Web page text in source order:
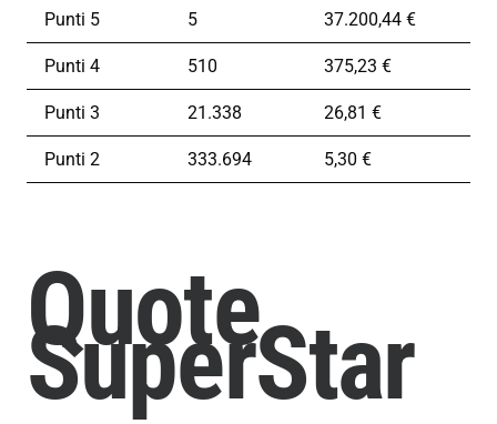
Punti 5 5 37.200,44 €
Punti 4 510 375,23 €
Punti 3 21.338 26,81 €
Punti 2 333.694 5,30 €
Quote
SuperStar